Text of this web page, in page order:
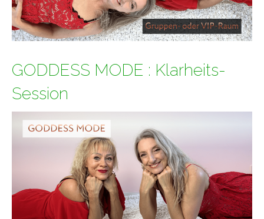
GODDESS MODE : Klarheits-
Session